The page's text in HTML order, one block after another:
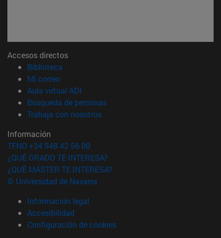
Accesos directos
Biblioteca
Mi correo(abre en nueva ventana)
Aula virtual ADI
Búsqueda de personas(abre en nueva ventana)
Trabaja con nosotros(abre en nueva ventana)
Información
TFNO +34 948 42 56 00
¿QUÉ GRADO TE INTERESA?
¿QUÉ MÁSTER TE INTERESA?
© Universidad de Navarra
Información legal
Accesibilidad
Configuración de cookies